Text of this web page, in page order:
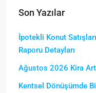
Son Yazılar
İpotekli Konut
Raporu Detayları
Ağustos 2026 Kira
Kentsel Dönüşümde